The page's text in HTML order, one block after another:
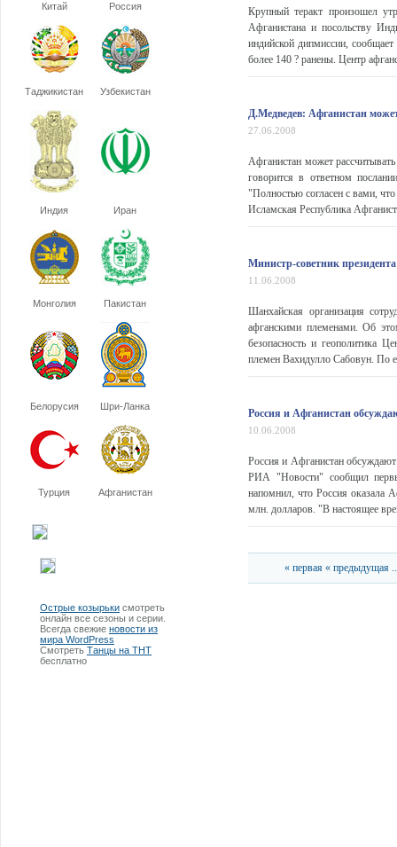
Китай Россия
Таджикистан Узбекистан
Индия Иран
Монголия Пакистан
Белорусия Шри-Ланка
Турция Афганистан
Острые козырьки смотреть
онлайн все сезоны и серии.
Всегда свежие новости из
мира WordPress
Смотреть Танцы на ТНТ
бесплатно
Крупный теракт произошел
Афганистана и посольству
индийской дипмиссии,
более 140 ? ранены. Центр
Д.Медведев: Афганистан
27.06.2008
Афганистан может
говорится в ответном
"Полностью согласен с вами,
Исламская Республика
Министр-советник
11.06.2008
Шанхайская организация
афганскими племенами. Об
безопасность и геополитика
племен Вахидулло Сабовун. По
Россия и Афганистан
10.06.2008
Россия и Афганистан
РИА "Новости" сообщил
напомнил, что Россия оказала
млн. долларов. "В настоящее
« первая « предыдущая